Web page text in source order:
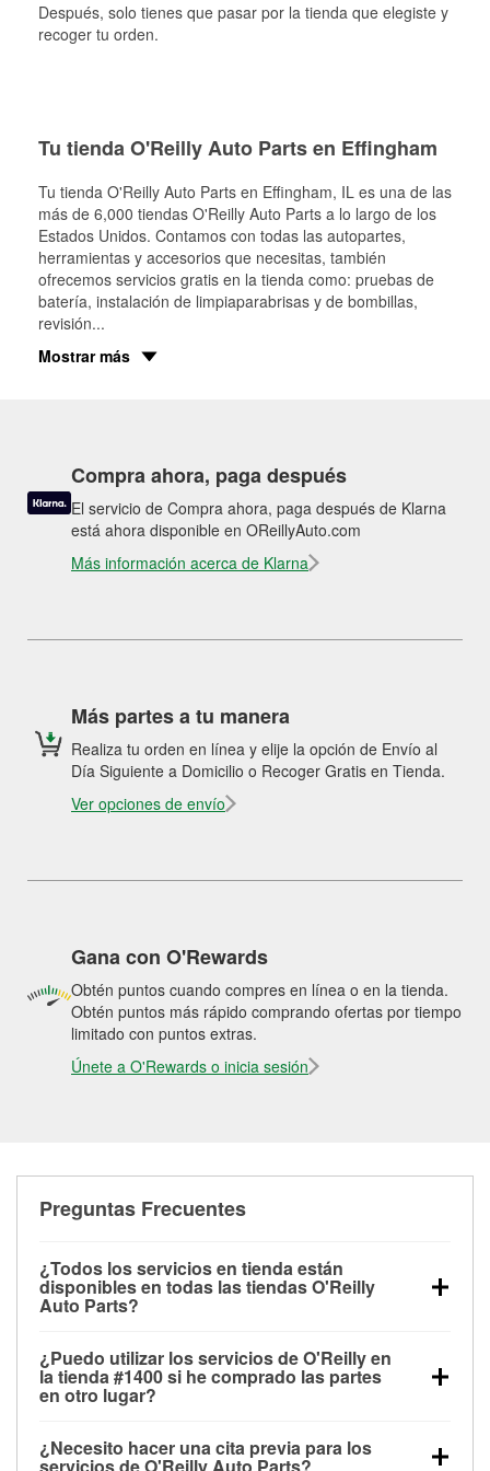
Después, solo tienes que pasar por la tienda que elegiste y
recoger tu orden.
Tu tienda O'Reilly Auto Parts en Effingham
Tu tienda O'Reilly Auto Parts en Effingham, IL es una de las
más de 6,000 tiendas O'Reilly Auto Parts a lo largo de los
Estados Unidos. Contamos con todas las autopartes,
herramientas y accesorios que necesitas, también
ofrecemos servicios gratis en la tienda como: pruebas de
batería, instalación de limpiaparabrisas y de bombillas,
revisión...
Mostrar más
Compra ahora, paga después
El servicio de Compra ahora, paga después de Klarna
está ahora disponible en OReillyAuto.com
Más información acerca de Klarna
Más partes a tu manera
Realiza tu orden en línea y elije la opción de Envío al
Día Siguiente a Domicilio o Recoger Gratis en Tienda.
Ver opciones de envío
Gana con O'Rewards
Obtén puntos cuando compres en línea o en la tienda.
Obtén puntos más rápido comprando ofertas por tiempo
limitado con puntos extras.
Únete a O'Rewards o inicia sesión
Preguntas Frecuentes
¿Todos los servicios en tienda están
disponibles en todas las tiendas O'Reilly
Auto Parts?
las pruebas de batería, pruebas de alternador y
motor de arranque, revisión de la luz “Check Engine”
con O'Reilly VeriScan® e instalación de
limpiaparabrisas o bombillas, están disponibles en
todas las tiendas O'Reilly Auto Parts. La tienda
¿Puedo utilizar los servicios de O'Reilly en
la tienda #1400 si he comprado las partes
en otro lugar?
de O'Reilly Auto Parts que estén disponibles en la
¿Necesito hacer una cita previa para los